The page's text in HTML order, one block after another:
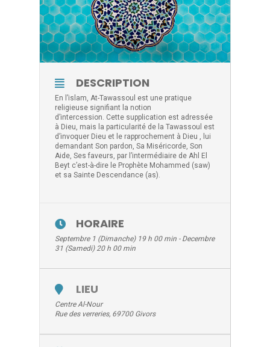
DESCRIPTION
En l’islam, At-Tawassoul est une pratique
religieuse signifiant la notion
d’intercession. Cette supplication est adressée
à Dieu, mais la particularité de la Tawassoul est
d’invoquer Dieu et le rapprochement à Dieu , lui
demandant Son pardon, Sa Miséricorde, Son
Aide, Ses faveurs, par l’intermédiaire de Ahl El
Beyt c’est-à-dire le Prophète Mohammed (saw)
et sa Sainte Descendance (as).
HORAIRE
Septembre 1 (Dimanche) 19 h 00 min - Decembre
31 (Samedi) 20 h 00 min
LIEU
Centre Al-Nour
Rue des verreries, 69700 Givors